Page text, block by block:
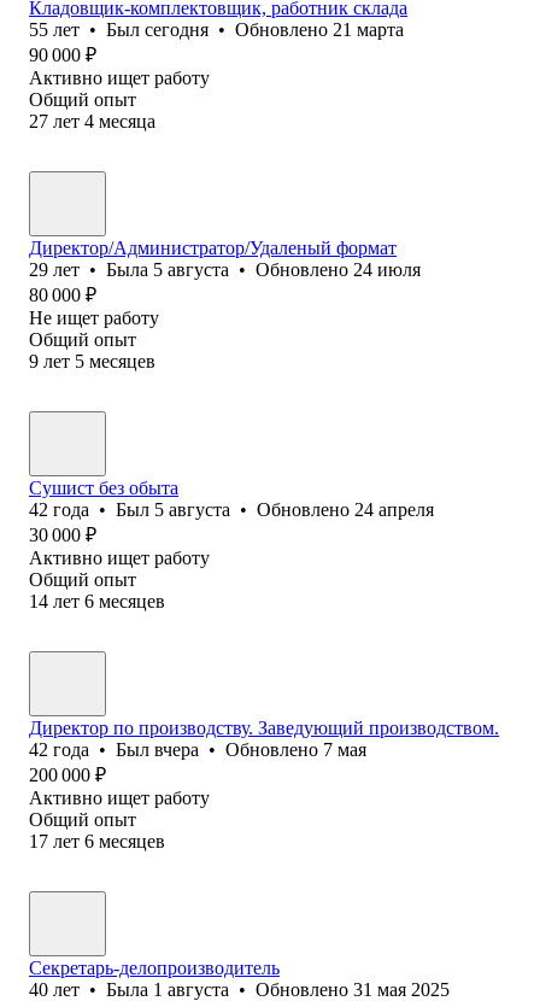
Кладовщик-комплектовщик, работник склада
55 лет • Был сегодня • Обновлено 21 марта
90 000 ₽
Активно ищет работу
Общий опыт
27 лет 4 месяца
Директор/Администратор/Удаленый формат
29 лет • Была 5 августа • Обновлено 24 июля
80 000 ₽
Не ищет работу
Общий опыт
9 лет 5 месяцев
Сушист без обыта
42 года • Был 5 августа • Обновлено 24 апреля
30 000 ₽
Активно ищет работу
Общий опыт
14 лет 6 месяцев
Директор по производству. Заведующий производством.
42 года • Был вчера • Обновлено 7 мая
200 000 ₽
Активно ищет работу
Общий опыт
17 лет 6 месяцев
Секретарь-делопроизводитель
40 лет • Была 1 августа • Обновлено 31 мая 2025